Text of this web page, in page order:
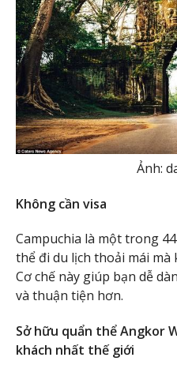
Ảnh:
Không cần visa
Campuchia là một trong
thể đi du lịch thoải mái mà
Cơ chế này giúp bạn dễ
và thuận tiện hơn.
Sở hữu quẩn thể Angkor
khách nhất thế giới